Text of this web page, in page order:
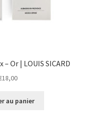
– Or | LOUIS SICARD
18,00
au panier